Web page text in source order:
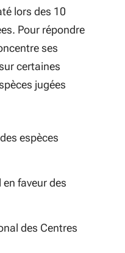
lors des 10
Pour répondre
ses
certaines
jugées
espèces
faveur des
des Centres